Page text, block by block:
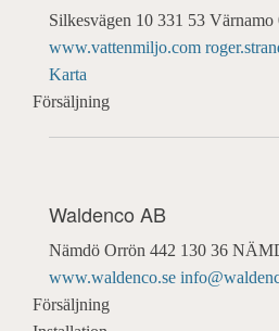
Silkesvägen 10 331 53 Värnamo
www.vattenmiljo.com
Karta
Försäljning
Waldenco AB
Nämdö Orrön 442 130 36
www.waldenco.se
Försäljning